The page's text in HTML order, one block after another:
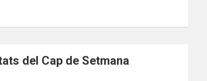
del Cap de Setmana